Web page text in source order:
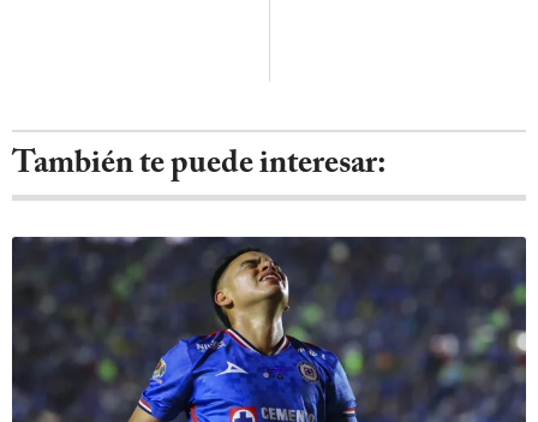
También te puede interesar: